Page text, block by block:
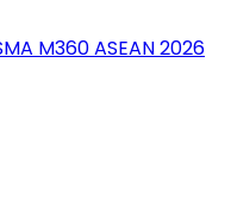
M360 ASEAN 2026